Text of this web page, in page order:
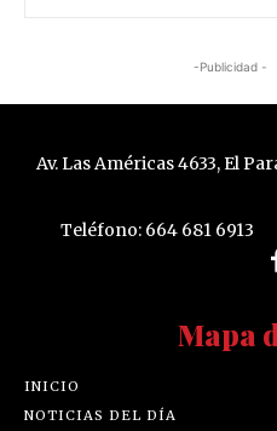
-Publicidad -
Av. Las Américas 4633, El
Teléfono: 664 681 6913
Mapa
INICIO
NOTICIAS DEL DÍA